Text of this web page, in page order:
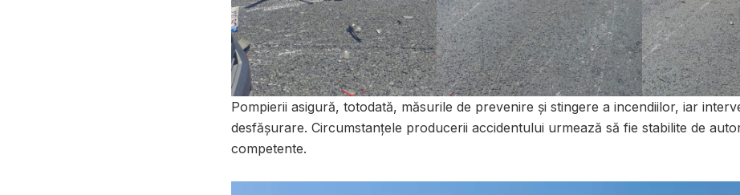
Pompierii asigură, totodată, măsurile de prevenire și stingere a incendiilor, iar
desfășurare. Circumstanțele producerii accidentului urmează să fie stabilite de
competente.